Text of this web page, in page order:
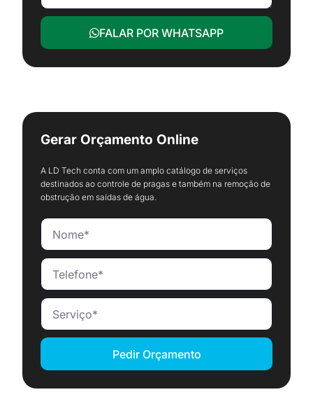
FALAR POR WHATSAPP
Gerar Orçamento Online
A LD Tech conta com um amplo catálogo de serviços
destinados ao controle de pragas e também na remoção de
obstrução em saídas de água.
Pedir Orçamento